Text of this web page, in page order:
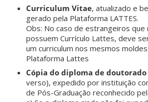
Curriculum Vitae, atualizado e
gerado pela Plataforma LATTES.
Obs: No caso de estrangeiros que
possuem Currículo Lattes, deve
um curriculum nos mesmos
Plataforma Lattes
Cópia do diploma de doutorado
verso), expedido por instituição
de Pós-Graduação reconhecido